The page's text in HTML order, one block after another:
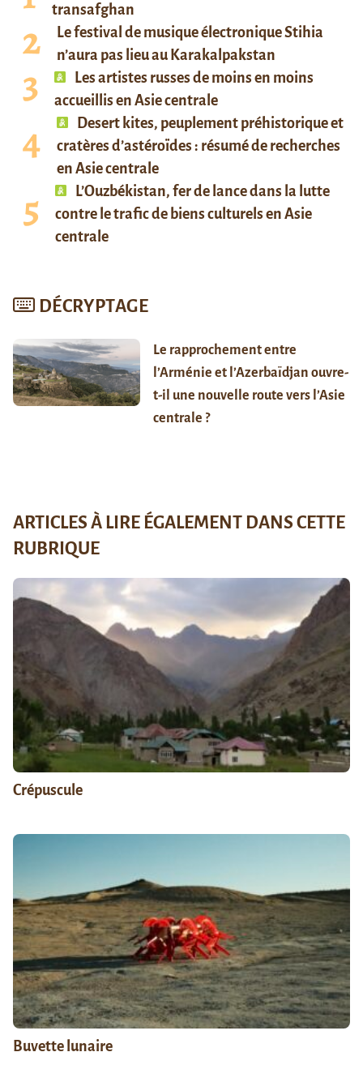
transafghan
Le festival de musique électronique Stihia
n’aura pas lieu au Karakalpakstan
Les artistes russes de moins en moins
accueillis en Asie centrale
Desert kites, peuplement préhistorique et
cratères d’astéroïdes : résumé de recherches
en Asie centrale
L’Ouzbékistan, fer de lance dans la lutte
contre le trafic de biens culturels en Asie
centrale
DÉCRYPTAGE
Le rapprochement entre
l’Arménie et l’Azerbaïdjan ouvre-
t-il une nouvelle route vers l’Asie
centrale ?
ARTICLES À LIRE ÉGALEMENT DANS CETTE
RUBRIQUE
Crépuscule
Buvette lunaire